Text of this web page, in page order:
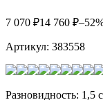
7 070 ₽14 760 ₽
Артикул: 383558
Разновидность: 1,5